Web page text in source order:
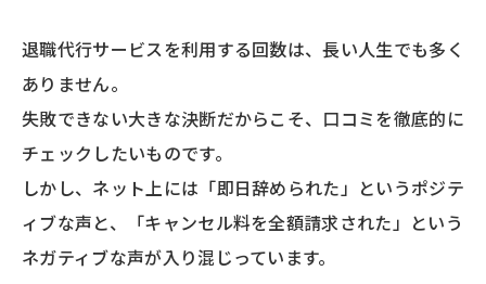
退職代行サービスを利用する回数は、長い人生でも多く
ありません。
失敗できない大きな決断だからこそ、口コミを徹底的に
チェックしたいものです。
しかし、ネット上には「即日辞められた」というポジテ
ィブな声と、「キャンセル料を全額請求された」という
ネガティブな声が入り混じっています。